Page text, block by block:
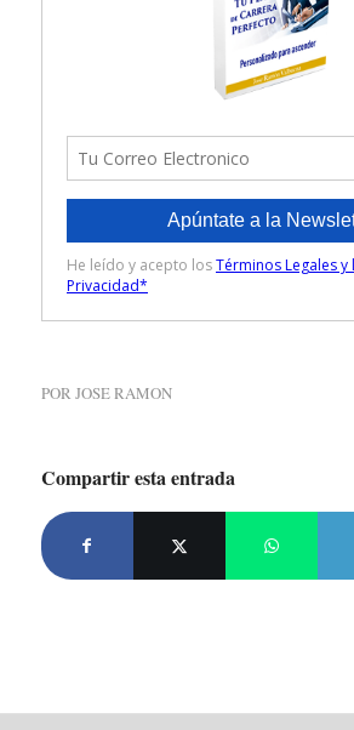
POR JOSE RAMON
Compartir esta entrada